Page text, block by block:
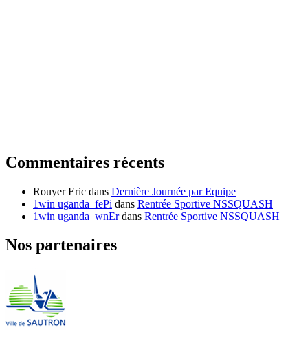
Commentaires récents
Rouyer Eric dans Dernière Journée par Equipe
1win uganda_fePi dans Rentrée Sportive NSSQUASH
1win uganda_wnErdans Rentrée Sportive NSSQUASH
Nos partenaires